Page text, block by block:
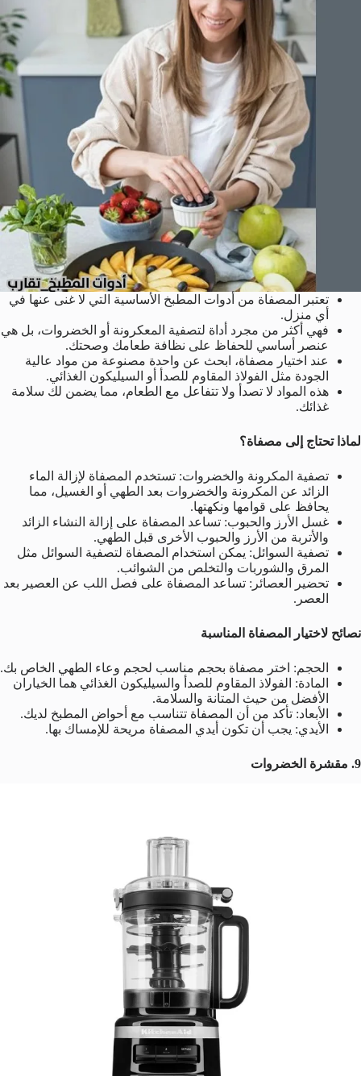
تعتبر المصفاة من أدوات المطبخ الأساسية التي لا غنى عنها في
أي منزل.
فهي أكثر من مجرد أداة لتصفية المعكرونة أو الخضروات، بل هي
عنصر أساسي للحفاظ على نظافة طعامك وصحتك.
عند اختيار مصفاة، ابحث عن واحدة مصنوعة من مواد عالية
الجودة مثل الفولاذ المقاوم للصدأ أو السيليكون الغذائي.
هذه المواد لا تصدأ ولا تتفاعل مع الطعام، مما يضمن لك سلامة
غذائك.
لماذا تحتاج إلى مصفاة؟
تصفية المكرونة والخضروات: تستخدم المصفاة لإزالة الماء
الزائد عن المكرونة والخضروات بعد الطهي أو الغسيل، مما
يحافظ على قوامها ونكهتها.
غسل الأرز والحبوب: تساعد المصفاة على إزالة النشاء الزائد
والأتربة من الأرز والحبوب الأخرى قبل الطهي.
تصفية السوائل: يمكن استخدام المصفاة لتصفية السوائل مثل
المرق والشوربات والتخلص من الشوائب.
تحضير العصائر: تساعد المصفاة على فصل اللب عن العصير بعد
العصر.
نصائح لاختيار المصفاة المناسبة
الحجم: اختر مصفاة بحجم مناسب لحجم وعاء الطهي الخاص بك.
المادة: الفولاذ المقاوم للصدأ والسيليكون الغذائي هما الخياران
الأفضل من حيث المتانة والسلامة.
الأبعاد: تأكد من أن المصفاة تتناسب مع أحواض المطبخ لديك.
الأيدي: يجب أن تكون أيدي المصفاة مريحة للإمساك بها.
9. مقشرة الخضروات